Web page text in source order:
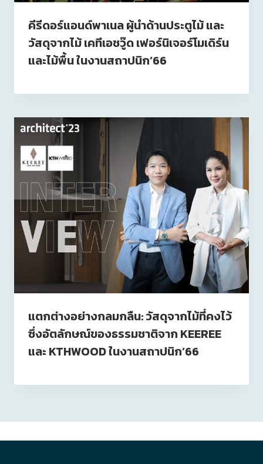
คีรีดอร์แอนด์พาเนล ผู้นำด้านประตูไม้ และ
วัสดุจากไม้ เคทีเอชวู๊ด เฟอร์นิเจอร์โมเดิร์น
และไม้พื้น ในงานสถาปนิก’66
แตกต่างอย่างกลมกลืน: วัสดุจากไม้ที่คงไว้
ซึ่งอัตลักษณ์ของธรรมชาติจาก KEEREE
และ KTHWOOD ในงานสถาปนิก’66